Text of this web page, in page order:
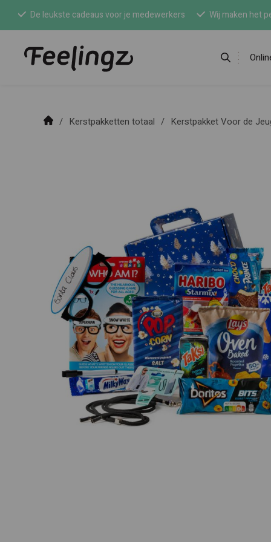
De leukste cadeaus voor je medewerkers Wij maken het
Kerstpakketten totaal Kerstpakket Voor de